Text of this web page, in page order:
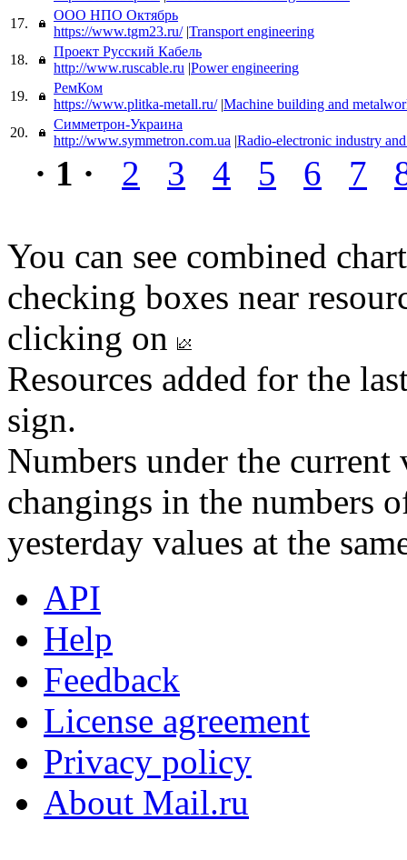
17.
ООО НПО Октябрь
https://www.tgm23.ru/ |Transport engineering
18.
Проект Русский Кабель
http://www.ruscable.ru |Power engineering
19.
РемКом
https://www.plitka-metall.ru/ |Machine building and
20.
Симметрон-Украина
http://www.symmetron.com.ua |Radio-electronic industry
· 1 · 2 3 4 5 6 7
You can see combined
checking boxes near
clicking on
Resources added for the
sign.
Numbers under the
changings in the numbers
yesterday values at the
API
Help
Feedback
License agreement
Privacy policy
About Mail.ru